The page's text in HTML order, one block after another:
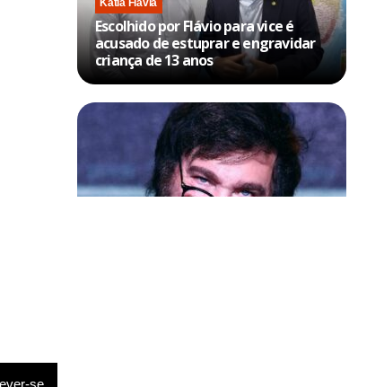
Escolhido por Flávio para vice é
acusado de estuprar e engravidar
criança de 13 anos